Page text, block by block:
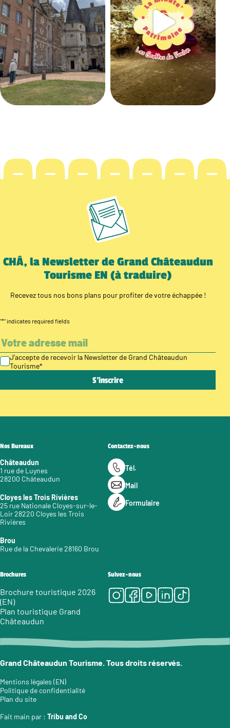
CHÂ, la Newsletter de Grand Châteaudun
Tourisme EN (à traduire)
Recevez tous nos bons plans pour profiter de votre échappée !
"*" indicates required fields
J’accepte de recevoir la Newsletter de Grand Châteaudun
Tourisme*
Nos Bureaux
Châteaudun
1 rue de Luynes
28200 Châteaudun
Cloyes les Trois Rivières
25 rue Nationale Cloyes-sur-le-
Loir 28220 Cloyes les Trois
Rivières
Brou
Rue de la Chevalerie 28160 Brou
Contactez-nous
Tél.
Mail
Formulaire
Brochures
Brochure touristique 2026
(EN)
Plan touristique Grand
Châteaudun
Suivez-nous
Instagram
Facebook
Youtube
LinkedIn
Tiktok
Grand Châteaudun Tourisme. Tous droits réservés.
Mentions légales (EN)
Politique de confidentialité
Plan du site
Fait main par : Tribu and Co